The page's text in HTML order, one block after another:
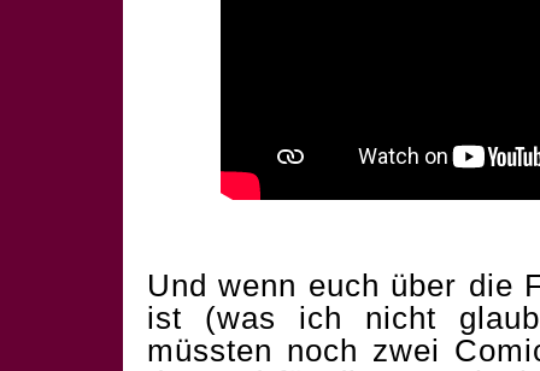
Und wenn euch über die
ist (was ich nicht
müssten noch zwei